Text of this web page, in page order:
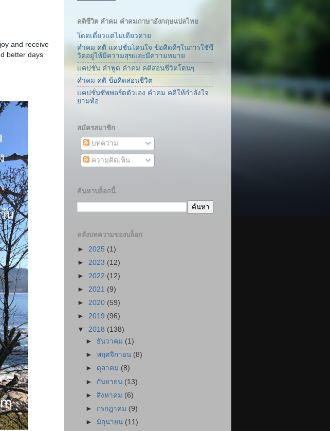
and receive
better days
คติชีวิต คำคม คำคมภาษาอังกฤษแปลไทย
โดดเดี่ยวแต่ไม่เดียวดาย
คำคม คติ แคปชั่นโดนใจ ข้อคิดดีๆในการใชัชี
วิตอยู่ให้มีความสุขและมีความหมาย
แคปชั่น คำพูด คำคม คติสอนชีวิตโดนๆ
คำคม คติ ข้อคิดสอนชีวิต
แคปชั่นซัพพอร์ตตัวเอง คำคม คติให้กำลังใจ
ยามท้อ
สมัครสมาชิก
บทความ
ความคิดเห็น
ค้นหาบล็อกนี้
คลังบทความของบล็อก
► 2025 (1)
► 2023 (12)
► 2022 (12)
► 2021 (9)
► 2020 (59)
► 2019 (96)
▼ 2018 (138)
► ธันวาคม (1)
►พฤศจิกายน (8)
► ตุลาคม (8)
► กันยายน (13)
► สิงหาคม (6)
► กรกฎาคม (9)
► มิถุนายน (11)